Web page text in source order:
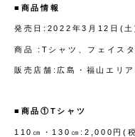
■商品情報
発売日:2022年3月12日(土
商品 :Tシャツ、フェイス
販売店舗:広島・福山エリ
■商品①Tシャツ
110㎝・130㎝:2,000円(